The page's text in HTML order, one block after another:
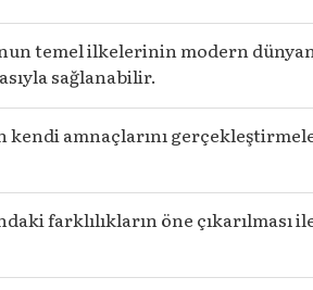
temel ilkelerinin modern
sağlanabilir.
amnaçlarını
farklılıkların öne çıkarılması